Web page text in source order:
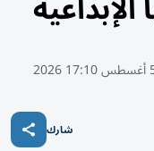
2026
شارك